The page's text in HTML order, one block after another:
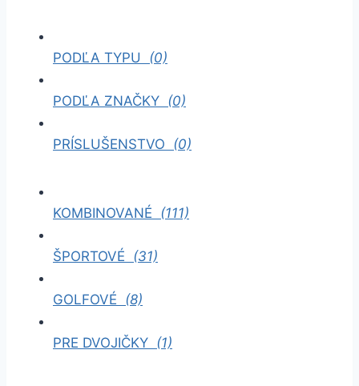
PODĽA TYPU (0)
PODĽA ZNAČKY (0)
PRÍSLUŠENSTVO (0)
KOMBINOVANÉ (111)
ŠPORTOVÉ (31)
GOLFOVÉ (8)
PRE DVOJIČKY (1)